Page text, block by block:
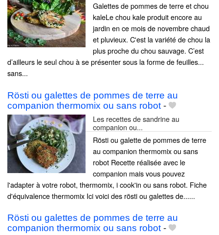
Galettes de pommes de terre et chou
kaleLe chou kale produit encore au
jardin en ce mois de novembre chaud
et pluvieux. C'est la variété de chou la
plus proche du chou sauvage. C’est
d’ailleurs le seul chou à se présenter sous la forme de feuilles...
sans...
Rösti ou galettes de pommes de terre au
companion thermomix ou sans robot -
Les recettes de sandrine au
companion ou...
Rösti ou galette de pommes de terre
au companion thermomix ou sans
robot Recette réalisée avec le
companion mais vous pouvez
l'adapter à votre robot, thermomix, i cook'in ou sans robot. Fiche
d'équivalence thermomix Ici voici des rösti ou galettes de......
Rösti ou galettes de pommes de terre au
companion thermomix ou sans robot -